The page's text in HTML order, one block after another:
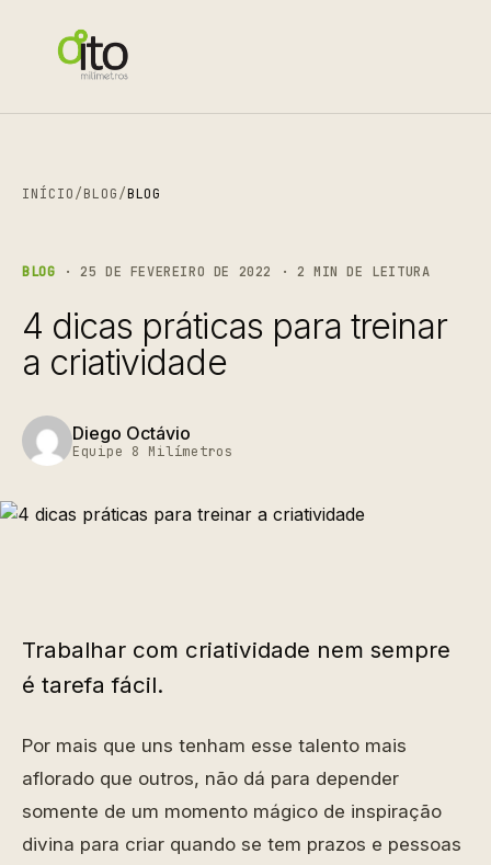
INÍCIO/BLOG/BLOG
BLOG · 25 DE FEVEREIRO DE 2022 · 2 MIN DE LEITURA
4 dicas práticas para treinar
a criatividade
Diego Octávio
Equipe 8 Milímetros
Trabalhar com criatividade nem sempre
é tarefa fácil.
Por mais que uns tenham esse talento mais
aflorado que outros, não dá para depender
somente de um momento mágico de inspiração
divina para criar quando se tem prazos e pessoas